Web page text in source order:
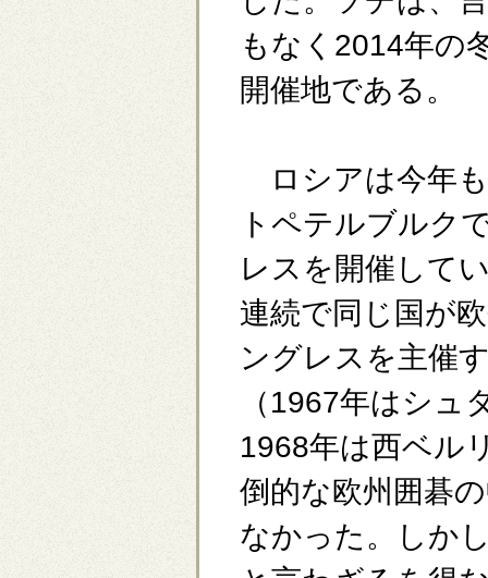
もなく2014年の
開催地である。
ロシアは今年
トペテルブルク
レスを開催して
連続で同じ国が
ングレスを主催
（1967年はシ
1968年は西ベル
倒的な欧州囲碁
なかった。しか